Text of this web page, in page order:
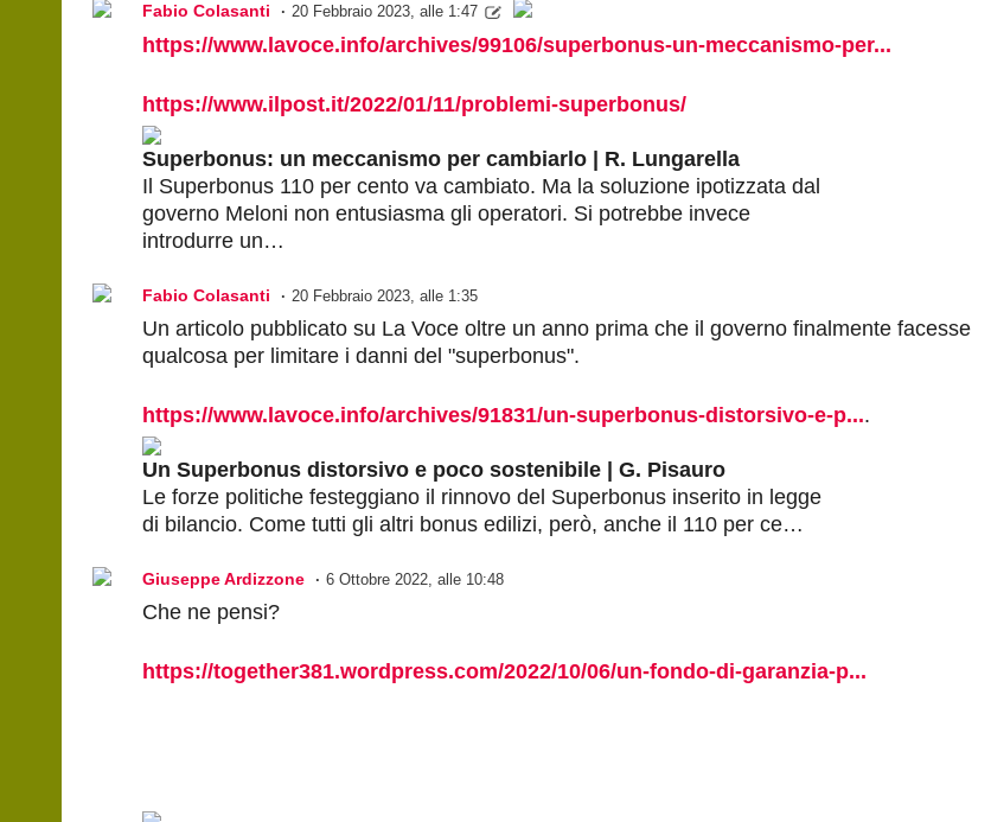
Fabio Colasanti 20 Febbraio 2023, alle 1:47
https://www.lavoce.info/archives/99106/superbonus-un-meccanismo-per...
https://www.ilpost.it/2022/01/11/problemi-superbonus/
Superbonus: un meccanismo per cambiarlo | R. Lungarella
Il Superbonus 110 per cento va cambiato. Ma la soluzione ipotizzata dal
governo Meloni non entusiasma gli operatori. Si potrebbe invece
introdurre un…
Fabio Colasanti 20 Febbraio 2023, alle 1:35
Un articolo pubblicato su La Voce oltre un anno prima che il governo finalmente facesse
qualcosa per limitare i danni del "superbonus".
https://www.lavoce.info/archives/91831/un-superbonus-distorsivo-e-p....
Un Superbonus distorsivo e poco sostenibile | G. Pisauro
Le forze politiche festeggiano il rinnovo del Superbonus inserito in legge
di bilancio. Come tutti gli altri bonus edilizi, però, anche il 110 per ce…
Giuseppe Ardizzone 6 Ottobre 2022, alle 10:48
Che ne pensi?
https://together381.wordpress.com/2022/10/06/un-fondo-di-garanzia-p...